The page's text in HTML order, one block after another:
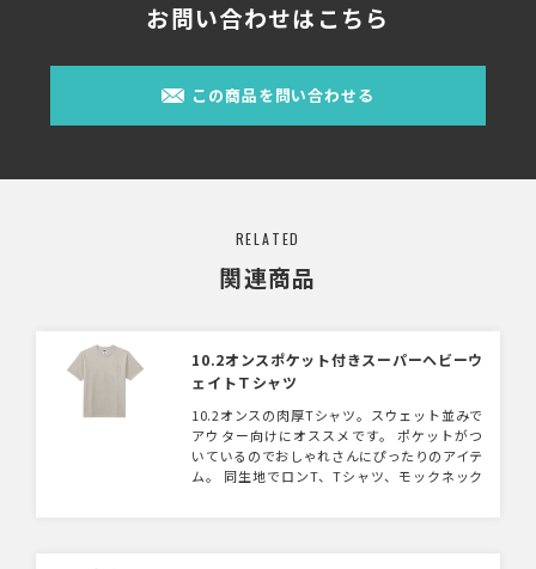
お問い合わせはこちら
この商品を問い合わせる
RELATED
関連商品
10.2オンスポケット付きスーパーヘビーウ
ェイトＴシャツ
10.2オンスの肉厚Tシャツ。スウェット並みで
アウター向けにオススメです。 ポケットがつ
いているのでおしゃれさんにぴったりのアイテ
ム。 同生地でロンT、Tシャツ、モックネック